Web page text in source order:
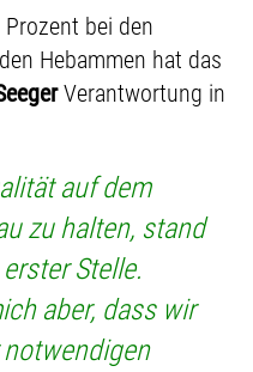
bei den
Hebammen hat das
Verantwortung in
auf dem
zu halten, stand
Stelle.
aber, dass wir